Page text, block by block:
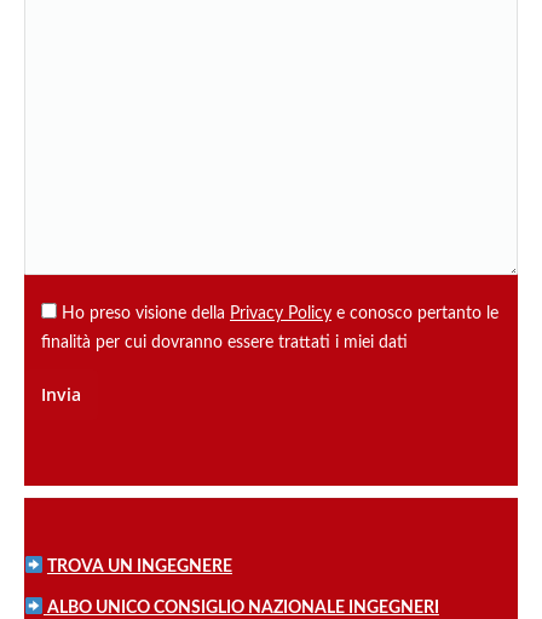
Ho preso visione della Privacy Policy e conosco pertanto le
finalità per cui dovranno essere trattati i miei dati
TROVA UN INGEGNERE
ALBO UNICO CONSIGLIO NAZIONALE INGEGNERI